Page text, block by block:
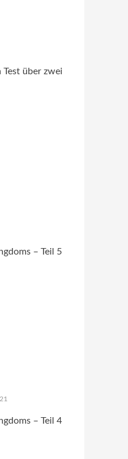
über zwei
– Teil 5
– Teil 4